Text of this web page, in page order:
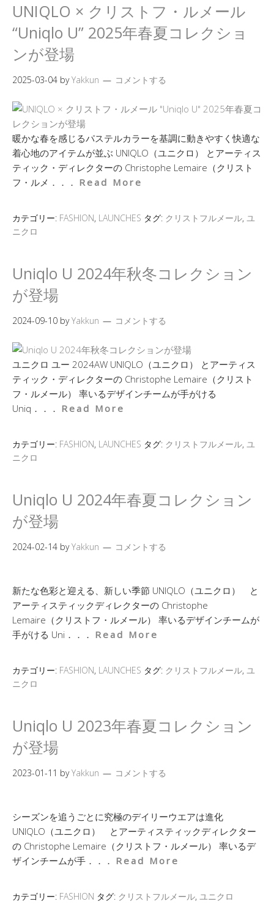
UNIQLO × クリストフ・ルメール
“Uniqlo U” 2025年春夏コレクショ
ンが登場
2025-03-04 byYakkun コメントする
暖かな春を感じるパステルカラーを基調に動きやすく快適な
着心地のアイテムが並ぶ UNIQLO（ユニクロ） とアーティス
ティック・ディレクターの Christophe Lemaire（クリスト
フ・ルメ．．． Read More
カテゴリー: FASHION, LAUNCHES タグ: クリストフルメール, ユ
ニクロ
Uniqlo U 2024年秋冬コレクション
が登場
2024-09-10 byYakkun コメントする
ユニクロ ユー 2024AW UNIQLO（ユニクロ） とアーティス
ティック・ディレクターの Christophe Lemaire（クリスト
フ・ルメール） 率いるデザインチームが手がける
Uniq．．． Read More
カテゴリー: FASHION, LAUNCHES タグ: クリストフルメール, ユ
ニクロ
Uniqlo U 2024年春夏コレクション
が登場
2024-02-14 byYakkun コメントする
新たな色彩と迎える、新しい季節 UNIQLO（ユニクロ） と
アーティスティックディレクターの Christophe
Lemaire（クリストフ・ルメール） 率いるデザインチームが
手がける Uni．．． Read More
カテゴリー: FASHION, LAUNCHES タグ: クリストフルメール, ユ
ニクロ
Uniqlo U 2023年春夏コレクション
が登場
2023-01-11 byYakkun コメントする
シーズンを追うごとに究極のデイリーウエアは進化
UNIQLO（ユニクロ） とアーティスティックディレクター
の Christophe Lemaire（クリストフ・ルメール） 率いるデ
ザインチームが手．．． Read More
カテゴリー: FASHION タグ: クリストフルメール, ユニクロ